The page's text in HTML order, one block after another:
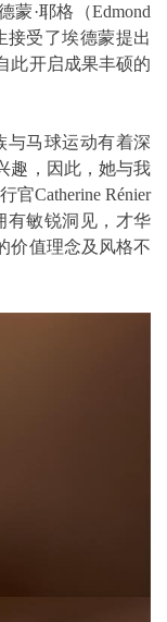
蒙·耶格（Edmond
接受了埃德蒙提出
此开启成果丰硕的
与马球运动有着深
趣，因此，她与我
官Catherine Rénier
有敏锐洞见，才华
价值理念及风格不